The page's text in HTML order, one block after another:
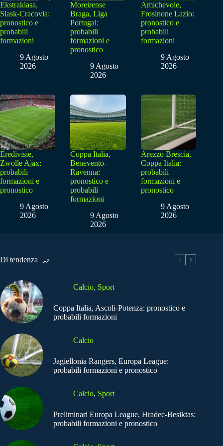
Ekstraklasa,
Slask-Cracovia:
pronostico e
probabili
formazioni
9 Agosto
2026
Moreirense
Braga, Liga
Portugal:
probabili
formazioni e
pronostico
9 Agosto
2026
Amichevole,
Frosinone Lazio:
pronostico e
probabili
formazioni
9 Agosto
2026
Eredivisie,
Zwolle Ajax:
probabili
formazioni e
pronostico
9 Agosto
2026
Coppa Italia,
Benevento-
Ravenna:
pronostico e
probabili
formazioni
9 Agosto
2026
Arezzo Brescia,
Coppa Italia:
probabili
formazioni e
pronostico
9 Agosto
2026
Di tendenza
Calcio, Sport
Coppa Italia, Ascoli-Potenza: pronostico e
probabili formazioni
Calcio
Jagiellonia Rangers, Europa League:
probabili formazioni e pronostico
Calcio, Sport
Preliminari Europa League, Hradec-Besiktas:
probabili formazioni e pronostico